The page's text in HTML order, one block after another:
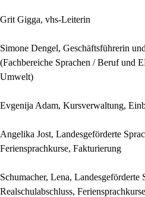
Grit Gigga, vhs-Leiterin
Simone Dengel, Geschäftsführerin
(Fachbereiche Sprachen / Beruf und
Umwelt)
Evgenija Adam, Kursverwaltung,
Angelika Jost, Landesgeförderte
Feriensprachkurse, Fakturierung
Schumacher, Lena, Landesgeförderte
Realschulabschluss, Feriensprachkurse